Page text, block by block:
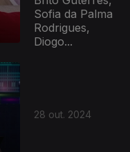
Sofia da Palma
Rodrigues,
Diogo...
28 out. 2024